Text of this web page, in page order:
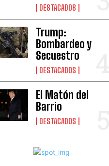
DESTACADOS
Trump:
Bombardeo y
Secuestro
DESTACADOS
El Matón del
Barrio
DESTACADOS